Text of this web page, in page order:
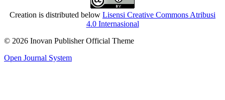
Creation is distributed below Lisensi Creative Commons Atribusi
4.0 Internasional
© 2026 Inovan Publisher Official Theme
Open Journal System